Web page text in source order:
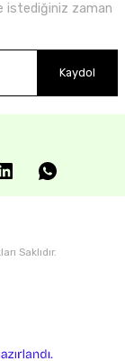
istediğiniz zaman
Kaydol
Saklıdır.